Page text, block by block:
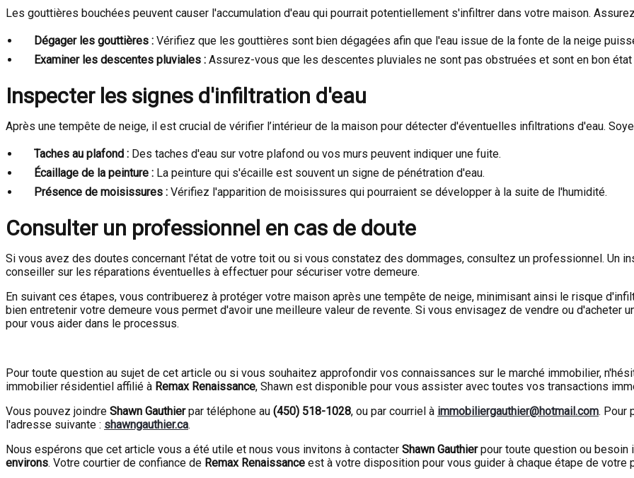
Les gouttières bouchées peuvent causer l'accumulation d'eau qui pourrait potentiellement s'infiltrer dans votre maison.
Dégager les gouttières : Vérifiez que les gouttières sont bien dégagées afin que l'eau issue de la fonte de la neige
Examiner les descentes pluviales : Assurez-vous que les descentes pluviales ne sont pas obstruées et sont en bon état
Inspecter les signes d'infiltration d'eau
Après une tempête de neige, il est crucial de vérifier l’intérieur de la maison pour détecter d'éventuelles infiltrations d'eau.
Taches au plafond : Des taches d'eau sur votre plafond ou vos murs peuvent indiquer une fuite.
Écaillage de la peinture : La peinture qui s'écaille est souvent un signe de pénétration d'eau.
Présence de moisissures : Vérifiez l'apparition de moisissures qui pourraient se développer à la suite de l'humidité.
Consulter un professionnel en cas de doute
Si vous avez des doutes concernant l'état de votre toit ou si vous constatez des dommages, consultez un professionnel. Un
conseiller sur les réparations éventuelles à effectuer pour sécuriser votre demeure.
En suivant ces étapes, vous contribuerez à protéger votre maison après une tempête de neige, minimisant ainsi le risque
bien entretenir votre demeure vous permet d'avoir une meilleure valeur de revente. Si vous envisagez de vendre ou d'acheter
pour vous aider dans le processus.
Pour toute question au sujet de cet article ou si vous souhaitez approfondir vos connaissances sur le marché immobilier,
immobilier résidentiel affilié à Remax Renaissance, Shawn est disponible pour vous assister avec toutes vos transactions
Vous pouvez joindre Shawn Gauthierpar téléphone au (450) 518-1028, ou par courriel à immobiliergauthier@hotmail.com. Pour
l'adresse suivante : shawngauthier.ca.
Nous espérons que cet article vous a été utile et nous vous invitons à contacter Shawn Gauthierpour toute question ou
environs. Votre courtier de confiance de Remax Renaissance est à votre disposition pour vous guider à chaque étape de votre